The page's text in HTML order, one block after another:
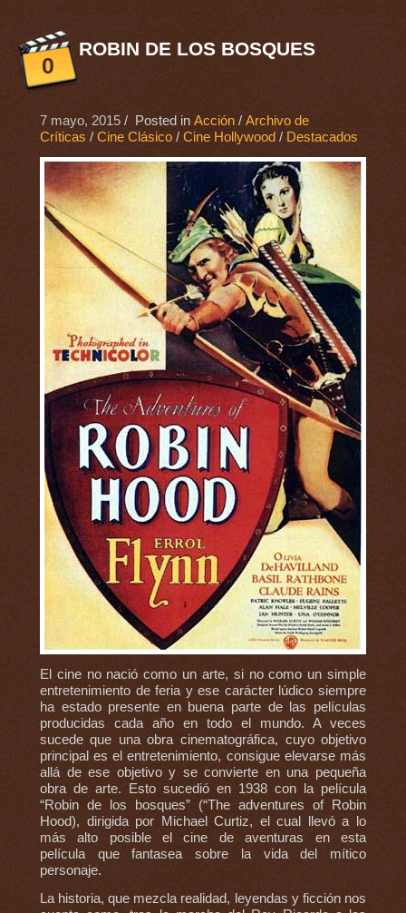
0
ROBIN DE LOS BOSQUES
7 mayo, 2015/ Posted in Acción/ Archivo de
Críticas / Cine Clásico/ Cine Hollywood / Destacados
El cine no nació como un arte, si no como un simple
entretenimiento de feria y ese carácter lúdico siempre
ha estado presente en buena parte de las películas
producidas cada año en todo el mundo. A veces
sucede que una obra cinematográfica, cuyo objetivo
principal es el entretenimiento, consigue elevarse más
allá de ese objetivo y se convierte en una pequeña
obra de arte. Esto sucedió en 1938 con la película
“Robin de los bosques” (“The adventures of Robin
Hood), dirigida por Michael Curtiz, el cual llevó a lo
más alto posible el cine de aventuras en esta
película que fantasea sobre la vida del mítico
personaje.
La historia, que mezcla realidad, leyendas y ficción nos